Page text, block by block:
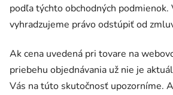
podľa týchto obchodných podmienok.
vyhradzujeme právo odstúpiť od
Ak cena uvedená pri tovare na
priebehu objednávania už nie je
Vás na túto skutočnosť upozorníme.